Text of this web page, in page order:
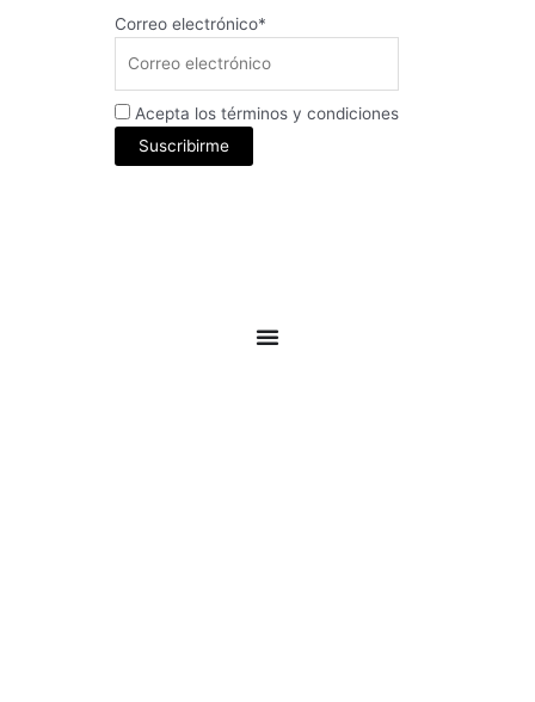
Correo electrónico*
Acepta los términos y condiciones